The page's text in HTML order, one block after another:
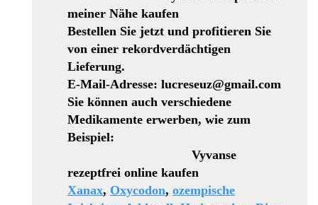
meiner Nähe kaufen
Bestellen Sie jetzt und profitieren Sie
von einer rekordverdächtigen
Lieferung.
E-Mail-Adresse: lucreseuz@gmail.com
Sie können auch verschiedene
Medikamente erwerben, wie zum
Beispiel:
Vyvanse
rezeptfrei online kaufen
Xanax, Oxycodon, ozempische